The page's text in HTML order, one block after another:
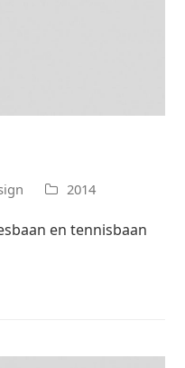
2014
en tennisbaan